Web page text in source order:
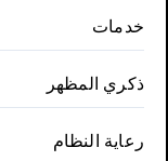
خدمات
ذكري المظهر
رعاية النظام